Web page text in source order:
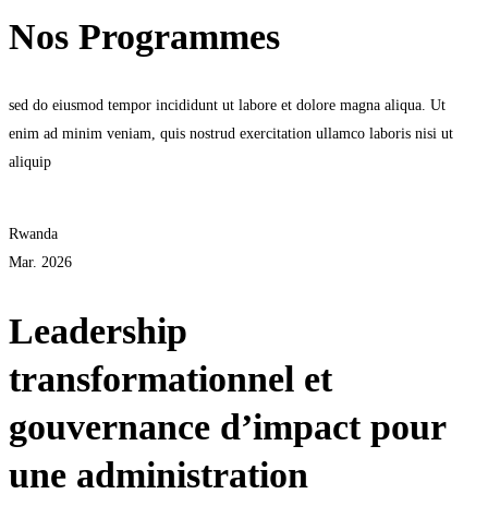
Nos Programmes
sed do eiusmod tempor incididunt ut labore et dolore magna aliqua. Ut
enim ad minim veniam, quis nostrud exercitation ullamco laboris nisi ut
aliquip
Rwanda
Mar. 2026
Leadership
transformationnel et
gouvernance d’impact pour
une administration